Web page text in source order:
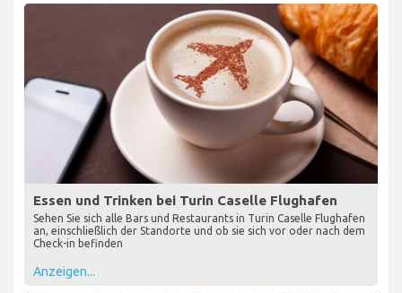
Essen und Trinken bei Turin Caselle Flughafen
Sehen Sie sich alle Bars und Restaurants in Turin Caselle Flughafen
an, einschließlich der Standorte und ob sie sich vor oder nach dem
Check-in befinden
Anzeigen...